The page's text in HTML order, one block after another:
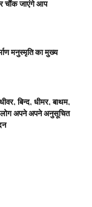
चौंक जाएंगे आप
मनुस्मृति का मुख्य
बिन्द, धीमर, बाथम,
लोग अपने अपने अनुसूचित